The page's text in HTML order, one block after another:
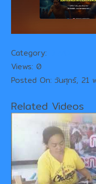
Category:
Views: 0
Posted On: วันศุกร์, 21
Related Videos